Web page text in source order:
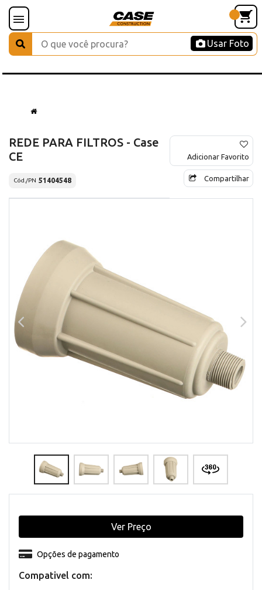
Usar Foto
REDE PARA FILTROS - Case
CE
Cód./PN 51404548
Adicionar Favorito
Compartilhar
Compativel com:
Opções de pagamento
Ver Preço